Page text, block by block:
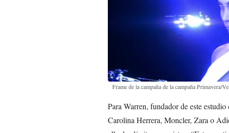
Frame de la campaña de la campaña Primavera/
Para Warren, fundador de este
Carolina Herrera, Moncler, Zara o